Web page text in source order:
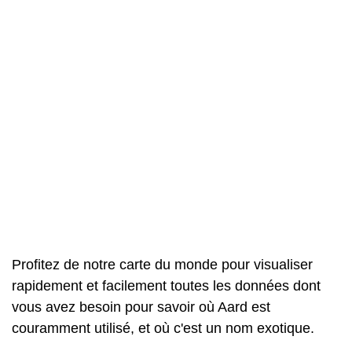
Profitez de notre carte du monde pour visualiser
rapidement et facilement toutes les données dont
vous avez besoin pour savoir où Aard est
couramment utilisé, et où c'est un nom exotique.